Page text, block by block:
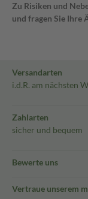
Zu Risiken und
und fragen Sie Ihre
Versandarten
i.d.R. am nächsten
Zahlarten
sicher und bequem
Bewerte uns
Vertraue unserem